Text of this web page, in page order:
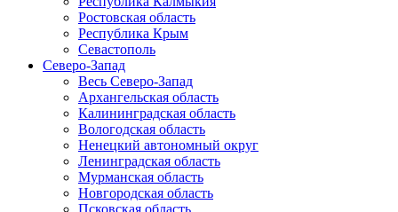
Ростовская область
Республика Крым
Севастополь
Северо-Запад
Весь Северо-Запад
Архангельская область
Калининградская область
Вологодская область
Ненецкий автономный округ
Ленинградская область
Мурманская область
Новгородская область
Псковская область